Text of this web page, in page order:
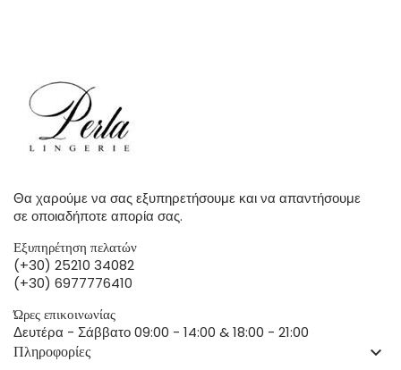
Θα χαρούμε να σας εξυπηρετήσουμε και να απαντήσουμε
σε οποιαδήποτε απορία σας.
Εξυπηρέτηση πελατών
(+30) 25210 34082
(+30) 6977776410
Ώρες επικοινωνίας
Δευτέρα - Σάββατο 09:00 - 14:00 & 18:00 - 21:00
Πληροφορίες keyboard_arrow_down